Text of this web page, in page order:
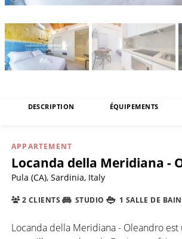
DESCRIPTION ÉQUIPEMENTS
APPARTEMENT
Locanda della Meridiana -
Pula (CA), Sardinia, Italy
2 CLIENTS STUDIO 1 SALLE DE BAIN
Locanda della Meridiana - Oleandro